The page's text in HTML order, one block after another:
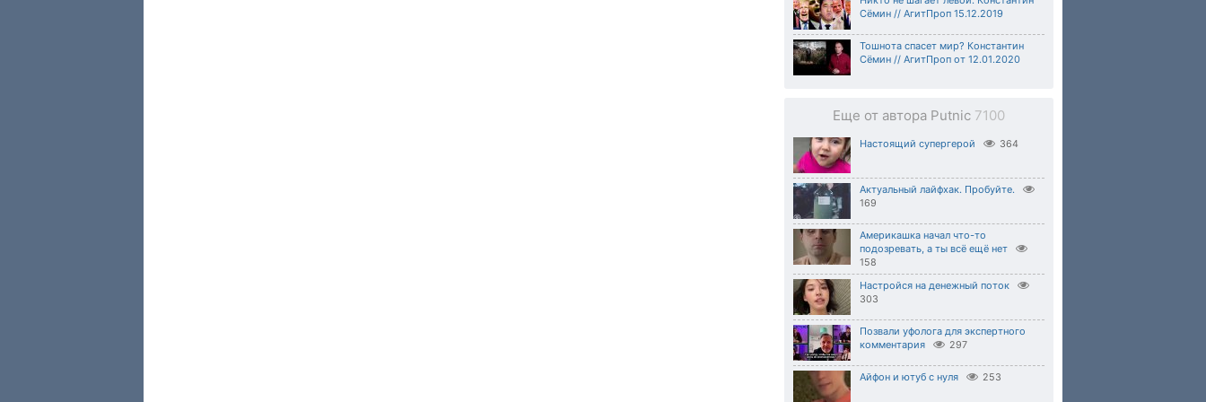
Сёмин // АгитПроп 15.12.2019
Тошнота спасет мир? Константин
Сёмин // АгитПроп от 12.01.2020
Еще от автора Putnic 7100
Настоящий супергерой 364
Актуальный лайфхак. Пробуйте.
169
Америкашка начал что-то
подозревать, а ты всё ещё нет
158
Настройся на денежный поток
303
Позвали уфолога для экспертного
комментария
297
Айфон и ютуб с нуля 253